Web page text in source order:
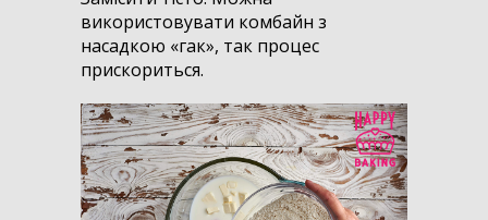
використовувати комбайн з
насадкою «гак», так процес
прискориться.